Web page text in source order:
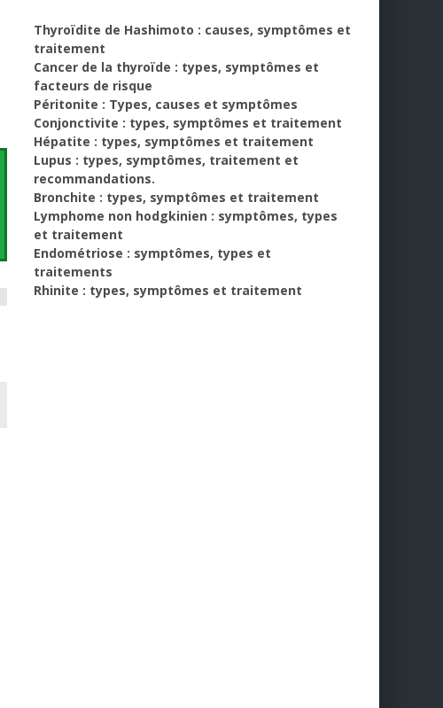
Thyroïdite de Hashimoto : causes, symptômes et
traitement
Cancer de la thyroïde : types, symptômes et
facteurs de risque
Péritonite : Types, causes et symptômes
Conjonctivite : types, symptômes et traitement
Hépatite : types, symptômes et traitement
Lupus : types, symptômes, traitement et
recommandations.
Bronchite : types, symptômes et traitement
Lymphome non hodgkinien : symptômes, types
et traitement
Endométriose : symptômes, types et
traitements
Rhinite : types, symptômes et traitement